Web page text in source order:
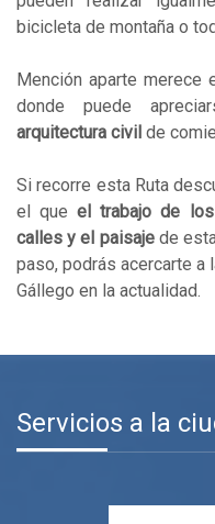
bicicleta de montaña o
Mención aparte merece
donde puede
arquitectura civil de
Si recorre esta Ruta
el queel trabajo de
calles y el paisajede
paso, podrás acercarte a
Gállego en la actualidad.
Servicios a la